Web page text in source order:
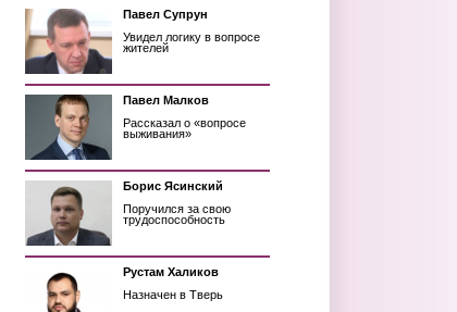
Павел Супрун
Увидел логику в вопросе
жителей
Павел Малков
Рассказал о «вопросе
выживания»
Борис Ясинский
Поручился за свою
трудоспособность
Рустам Халиков
Назначен в Тверь